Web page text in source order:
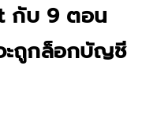
กับ 9 ตอน
ะถูกล็อกบัญชี